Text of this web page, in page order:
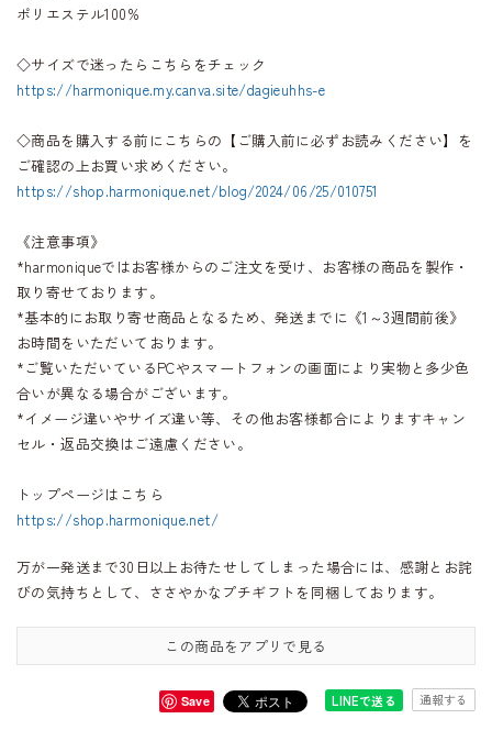
ポリエステル100%
◇サイズで迷ったらこちらをチェック
https://harmonique.my.canva.site/dagieuhhs-e
◇商品を購入する前にこちらの【ご購入前に必ずお読みください】を
ご確認の上お買い求めください。
https://shop.harmonique.net/blog/2024/06/25/010751
《注意事項》
*harmoniqueではお客様からのご注文を受け、お客様の商品を製作・
取り寄せております。
*基本的にお取り寄せ商品となるため、発送までに《1～3週間前後》
お時間をいただいております。
*ご覧いただいているPCやスマートフォンの画面により実物と多少色
合いが異なる場合がございます。
*イメージ違いやサイズ違い等、その他お客様都合によりますキャン
セル・返品交換はご遠慮ください。
トップページはこちら
https://shop.harmonique.net/
万が一発送まで30日以上お待たせしてしまった場合には、感謝とお詫
びの気持ちとして、ささやかなプチギフトを同梱しております。
この商品をアプリで見る
Save LINEで送る 通報する